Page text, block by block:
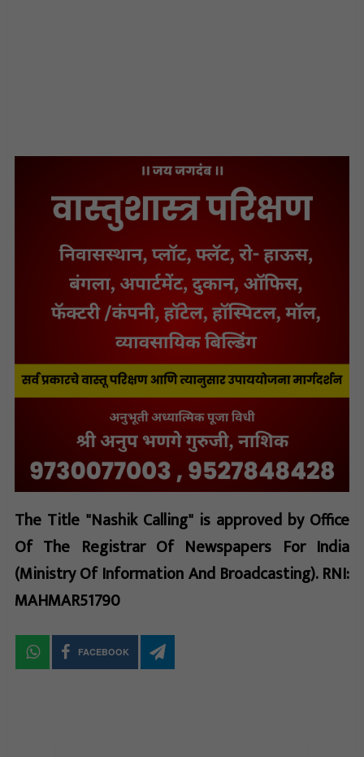
The Title "Nashik Calling" is approved by Office
Of The Registrar Of Newspapers For India
(Ministry Of Information And Broadcasting). RNI:
MAHMAR51790
FACEBOOK